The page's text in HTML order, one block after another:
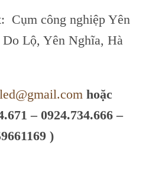
Cụm công nghiệp Yên
Lộ, Yên Nghĩa, Hà
hoặc
– 0924.734.666 –
)